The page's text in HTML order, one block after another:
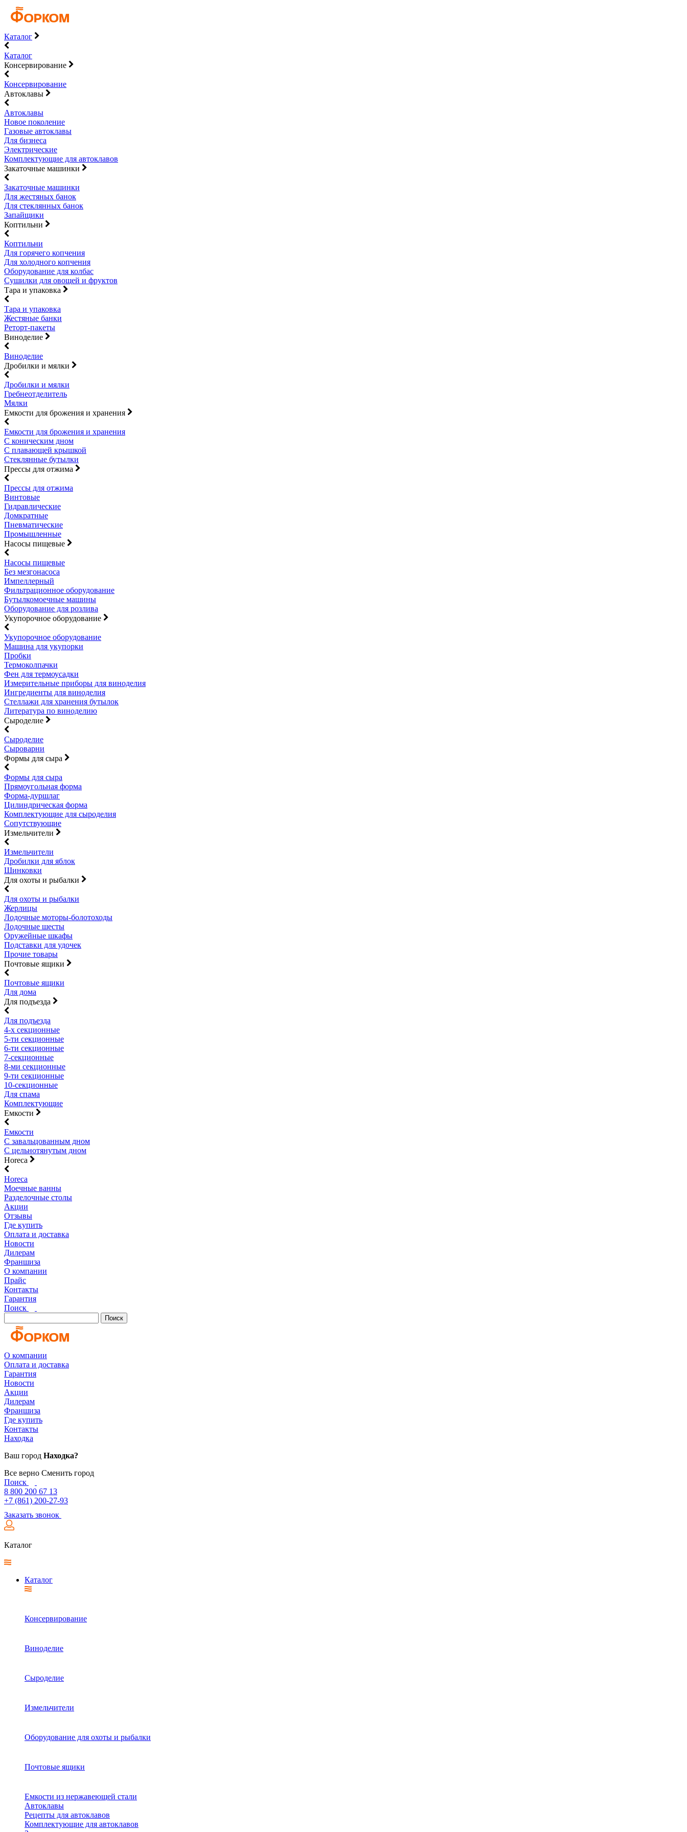
Каталог
Каталог
Консервирование
Консервирование
Автоклавы
Автоклавы
Новое поколение
Газовые автоклавы
Для бизнеса
Электрические
Комплектующие для автоклавов
Закаточные машинки
Закаточные машинки
Для жестяных банок
Для стеклянных банок
Запайщики
Коптильни
Коптильни
Для горячего копчения
Для холодного копчения
Оборудование для колбас
Сушилки для овощей и фруктов
Тара и упаковка
Тара и упаковка
Жестяные банки
Реторт-пакеты
Виноделие
Виноделие
Дробилки и мялки
Дробилки и мялки
Гребнеотделитель
Мялки
Емкости для брожения и хранения
Емкости для брожения и хранения
С коническим дном
С плавающей крышкой
Стеклянные бутылки
Прессы для отжима
Прессы для отжима
Винтовые
Гидравлические
Домкратные
Пневматические
Промышленные
Насосы пищевые
Насосы пищевые
Без мезгонасоса
Импеллерный
Фильтрационное оборудование
Бутылкомоечные машины
Оборудование для розлива
Укупорочное оборудование
Укупорочное оборудование
Машина для укупорки
Пробки
Термоколпачки
Фен для термоусадки
Измерительные приборы для виноделия
Ингредиенты для виноделия
Стеллажи для хранения бутылок
Литература по виноделию
Сыроделие
Сыроделие
Сыроварни
Формы для сыра
Формы для сыра
Прямоугольная форма
Форма-дуршлаг
Цилиндрическая форма
Комплектующие для сыроделия
Сопутствующие
Измельчители
Измельчители
Дробилки для яблок
Шинковки
Для охоты и рыбалки
Для охоты и рыбалки
Жерлицы
Лодочные моторы-болотоходы
Лодочные шесты
Оружейные шкафы
Подставки для удочек
Прочие товары
Почтовые ящики
Почтовые ящики
Для дома
Для подъезда
Для подъезда
4-х секционные
5-ти секционные
6-ти секционные
7-секционные
8-ми секционные
9-ти секционные
10-секционные
Для спама
Комплектующие
Емкости
Емкости
С завальцованным дном
С цельнотянутым дном
Horeca
Horeca
Моечные ванны
Разделочные столы
Акции
Отзывы
Где купить
Оплата и доставка
Новости
Дилерам
Франшиза
О компании
Прайс
Контакты
Гарантия
Поиск
Поиск
О компании
Оплата и доставка
Гарантия
Новости
Акции
Дилерам
Франшиза
Где купить
Контакты
Находка
Ваш город Находка?
Все верно Сменить город
Поиск
8 800 200 67 13
+7 (861) 200-27-93
Заказать звонок
Каталог
Каталог
Консервирование
Виноделие
Сыроделие
Измельчители
Оборудование для охоты и рыбалки
Почтовые ящики
Емкости из нержавеющей стали
Автоклавы
Рецепты для автоклавов
Комплектующие для автоклавов